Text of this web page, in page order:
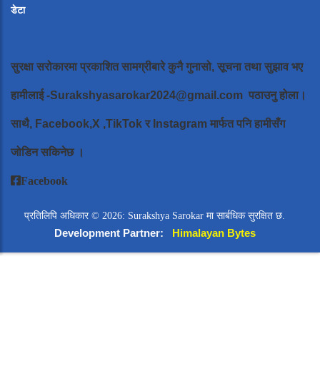
डेटा
सुरक्षा सरोकारमा प्रकाशित सामग्रीबारे कुनै गुनासो, सूचना तथा सुझाव भए
हामीलाई-Surakshyasarokar2024@gmail.com पठाउनु होला।
साथै, Facebook,X ,TikTok र Instagram मार्फत पनि हामीसँग
जोडिन सकिनेछ ।
Facebook
प्रतिलिपि अधिकार © 2026: Surakshya Sarokar मा सार्बधिक सुरक्षित छ.
Development Partner: Himalayan Bytes